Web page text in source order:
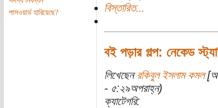
পাসওয়ার্ড হারিয়েছে?
বিস্তারিত...
বই পড়ার গল্প: নেকেড
লিখেছেন রকিবুল ইসলাম কমল
- ৫:২৯অপরাহ্ন)
ক্যাটেগরি: